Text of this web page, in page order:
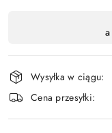
dostawa
Wysyłka w ciągu:
Cena przesyłki: